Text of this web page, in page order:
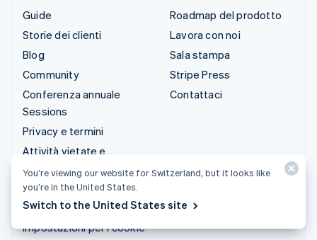
Guide
Storie dei clienti
Blog
Community
Conferenza annuale
Sessions
Privacy e termini
Attività vietate e
soggette a limitazioni
Licenze
Mappa del sito
Impostazioni per i cookie
Roadmap del prodotto
Lavora con noi
Sala stampa
Stripe Press
Contattaci
You’re viewing our website for Switzerland, but it looks like
you’re in the United States.
Switch to the United States site